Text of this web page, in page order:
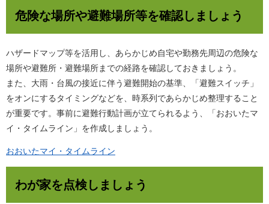
危険な場所や避難場所等を確認しましょう
ハザードマップ等を活用し、あらかじめ自宅や勤務先周辺の危険な
場所や避難所・避難場所までの経路を確認しておきましょう。
また、大雨・台風の接近に伴う避難開始の基準、「避難スイッチ」
をオンにするタイミングなどを、時系列であらかじめ整理すること
が重要です。事前に避難行動計画が立てられるよう、「おおいたマ
イ・タイムライン」を作成しましょう。
おおいたマイ・タイムライン
わが家を点検しましょう